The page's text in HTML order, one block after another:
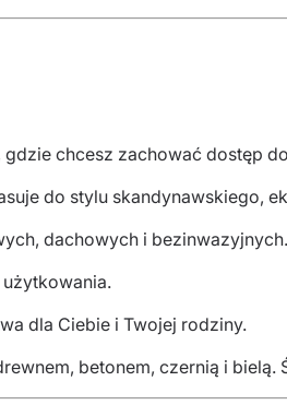
chcesz zachować dostęp
do stylu skandynawskiego,
dachowych i bezinwazyjnych.
użytkowania.
dla Ciebie i Twojej rodziny.
betonem, czernią i